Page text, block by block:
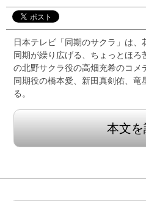
日本テレビ「同期のサクラ」は
同期が繰り広げる、ちょっとほ
の北野サクラ役の高畑充希のコメ
同期役の橋本愛、新田真剣佑、
る。
本文を